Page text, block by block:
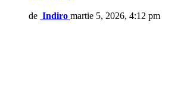
de Indiro martie 5, 2026, 4:12 pm